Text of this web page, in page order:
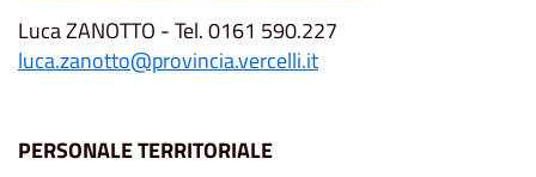
Luca ZANOTTO - Tel. 0161 590.227
luca.zanotto@provincia.vercelli.it
PERSONALE TERRITORIALE